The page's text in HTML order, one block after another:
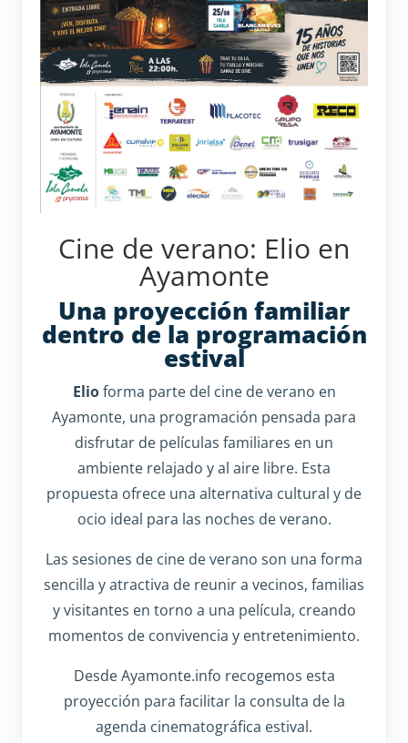
Cine de verano: Elio en
Ayamonte
Una proyección familiar
dentro de la programación
estival
Elioforma parte del cine de verano en
Ayamonte, una programación pensada para
disfrutar de películas familiares en un
ambiente relajado y al aire libre. Esta
propuesta ofrece una alternativa cultural y de
ocio ideal para las noches de verano.
Las sesiones de cine de verano son una forma
sencilla y atractiva de reunir a vecinos, familias
y visitantes en torno a una película, creando
momentos de convivencia y entretenimiento.
Desde Ayamonte.info recogemos esta
proyección para facilitar la consulta de la
agenda cinematográfica estival.